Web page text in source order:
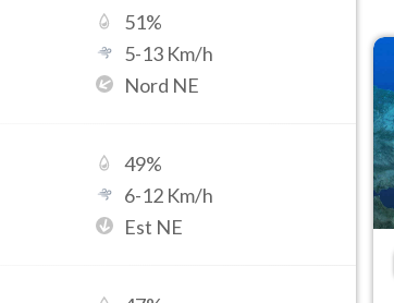
51%
5-13 Km/h
Nord NE
49%
6-12 Km/h
Est NE